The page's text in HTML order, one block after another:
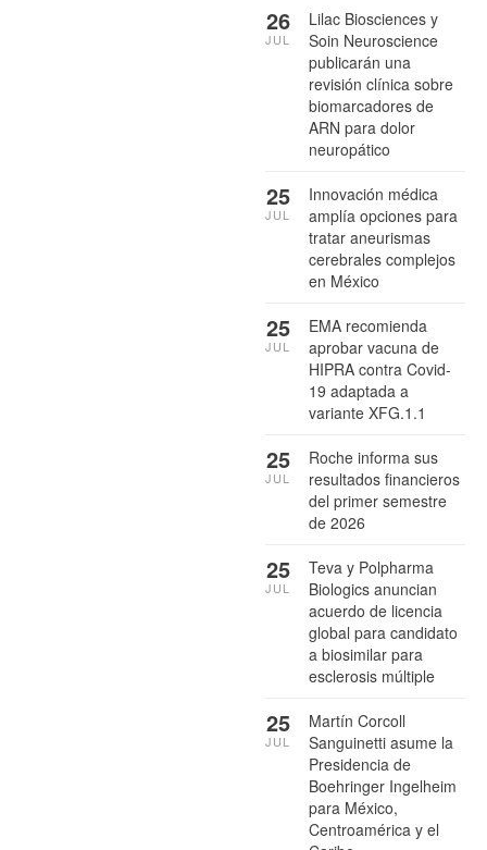
Lilac Biosciences y
Soin Neuroscience
publicarán una
revisión clínica sobre
biomarcadores de
ARN para dolor
neuropático
26
JUL
Innovación médica
amplía opciones para
tratar aneurismas
cerebrales complejos
en México
25
JUL
EMA recomienda
aprobar vacuna de
HIPRA contra Covid-
19 adaptada a
variante XFG.1.1
25
JUL
Roche informa sus
resultados financieros
del primer semestre
de 2026
25
JUL
Teva y Polpharma
Biologics anuncian
acuerdo de licencia
global para candidato
a biosimilar para
esclerosis múltiple
25
JUL
Martín Corcoll
Sanguinetti asume la
Presidencia de
Boehringer Ingelheim
para México,
Centroamérica y el
25
JUL